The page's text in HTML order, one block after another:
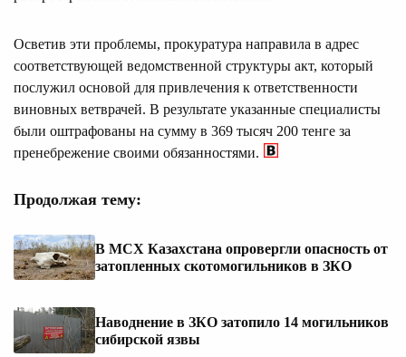
Осветив эти проблемы, прокуратура направила в адрес
соответствующей ведомственной структуры акт, который
послужил основой для привлечения к ответственности
виновных ветврачей. В результате указанные специалисты
были оштрафованы на сумму в 369 тысяч 200 тенге за
пренебрежение своими обязанностями.
Продолжая тему:
В МСХ Казахстана опровергли опасность от
затопленных скотомогильников в ЗКО
Наводнение в ЗКО затопило 14 могильников
сибирской язвы